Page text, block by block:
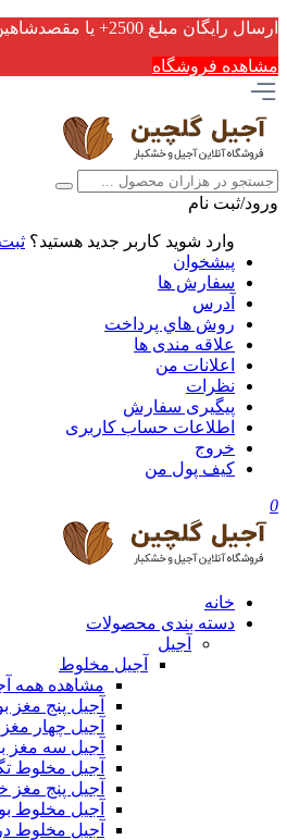
ارسال رایگان مبلغ 2500+ یا مقصدشاهین شهر
مشاهده فروشگاه
ورود/ثبت نام
وارد شوید کاربر جدید هستید؟
پیشخوان
سفارش ها
آدرس
روش هاي پرداخت
علاقه مندی ها
اعلانات من
نظرات
پیگیری سفارش
اطلاعات حساب كاربری
خروج
کیف پول من
0
خانه
دسته بندی محصولات
آجیل
آجیل مخلوط
مشاهده همه
آجیل پنج مغز
آجیل چهار مغز
آجیل سه مغز
آجیل مخلوط
آجیل پنج مغز خام
آجیل مخلوط
آجیل مخلوط